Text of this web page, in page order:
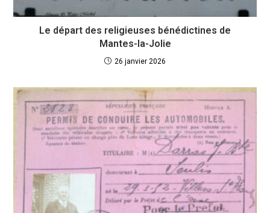
Le départ des religieuses bénédictines de
Mantes-la-Jolie
26 janvier 2026